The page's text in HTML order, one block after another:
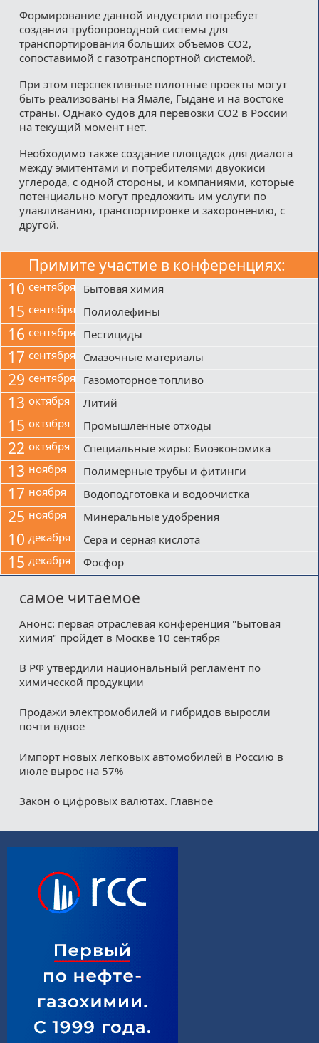
Формирование данной индустрии потребует
создания трубопроводной системы для
транспортирования больших объемов CO2,
сопоставимой с газотранспортной системой.
При этом перспективные пилотные проекты могут
быть реализованы на Ямале, Гыдане и на востоке
страны. Однако судов для перевозки СО2 в России
на текущий момент нет.
Необходимо также создание площадок для диалога
между эмитентами и потребителями двуокиси
углерода, с одной стороны, и компаниями, которые
потенциально могут предложить им услуги по
улавливанию, транспортировке и захоронению, с
другой.
Примите участие в конференциях:
10 сентября Бытовая химия
15 сентября Полиолефины
16 сентября Пестициды
17 сентября Смазочные материалы
29 сентября Газомоторное топливо
13 октября Литий
15 октября Промышленные отходы
22 октября Специальные жиры: Биоэкономика
13 ноября Полимерные трубы и фитинги
17 ноября Водоподготовка и водоочистка
25 ноября Минеральные удобрения
10 декабря Сера и серная кислота
15 декабря Фосфор
самое читаемое
Анонс: первая отраслевая конференция "Бытовая
химия" пройдет в Москве 10 сентября
В РФ утвердили национальный регламент по
химической продукции
Продажи электромобилей и гибридов выросли
почти вдвое
Импорт новых легковых автомобилей в Россию в
июле вырос на 57%
Закон о цифровых валютах. Главное